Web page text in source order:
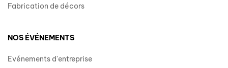
Fabrication de décors
NOS ÉVÉNEMENTS
Evénements d'entreprise